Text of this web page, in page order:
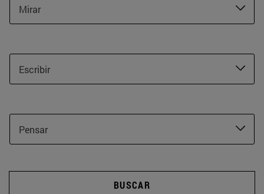
Mirar
Escribir
Pensar
BUSCAR